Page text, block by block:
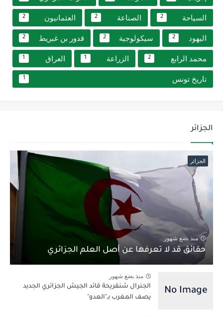
السياحة 2 الصناعة 2 العثمانيون 2
اليهود 2 سيكولوجية 2 قدور بن غبريط 2
محمد الرابع 2 الزراعة 1 العراق 1
تاريخ تونس 1
الجزائر
الجزائر
منذ بضع شهور
حقائق قد لا تعرفها عن أصل العلم الجزائري
منذ بضع شهور
الجنرال شنقريحة قائد الجيش الجزائري الجديد
يصف المغرب بـ"العدو"